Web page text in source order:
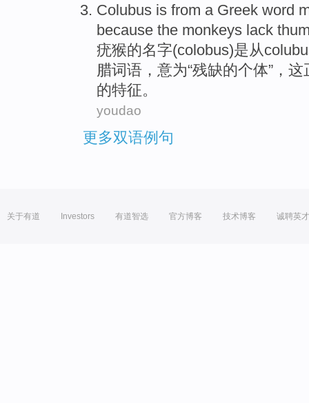
Colubus is from a Greek word
because the monkeys lack
疣猴的名字(colobus)是从
腊词语 ， 意为“残缺的个体”，
的特征。
youdao
更多双语例句
关于有道 Investors 有道智选 官方博客 技术博客 诚聘英才